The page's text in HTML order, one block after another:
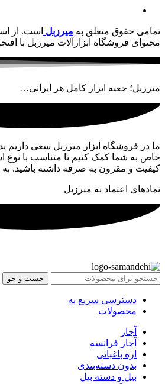
تمامی حقوق متعلق به میرزبل است. از
محتوای فروشگاه ابزارآلات میرزبل با
میرزبل؛ جعبه ابزار کامل هر ایرانی…
ما در فروشگاه ابزار میرزبل سعی
خاص به شما کمک کنیم تا متناسب با نوع
کیفیت و مقرون به صرفه داشته باشید. به
نمادهای اعتماد به میرزبل
جست و جو
دسترسی سریع به
محصولات
آچار
آچار فرانسه
اره باغبانی
بدون دسته‌بندی
بیل و دسته بیل